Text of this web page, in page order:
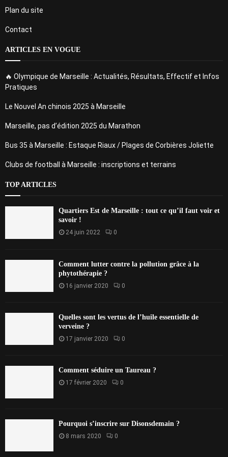
Plan du site
Contact
ARTICLES EN VOGUE
🔥 Olympique de Marseille : Actualités, Résultats, Effectif et Infos
Pratiques
Le Nouvel An chinois 2025 à Marseille
Marseille, pas d’édition 2025 du Marathon
Bus 35 à Marseille : Estaque Riaux / Plages de Corbières Joliette
Clubs de football à Marseille : inscriptions et terrains
TOP ARTICLES
Quartiers Est de Marseille : tout ce qu’il faut voir et
savoir !
24 juin 2022 0
Comment lutter contre la pollution grâce à la
phytothérapie ?
16 janvier 2020 0
Quelles sont les vertus de l’huile essentielle de
verveine ?
17 janvier 2020 0
Comment séduire un Taureau ?
17 février 2020 0
Pourquoi s’inscrire sur Disonsdemain ?
8 mars 2020 0